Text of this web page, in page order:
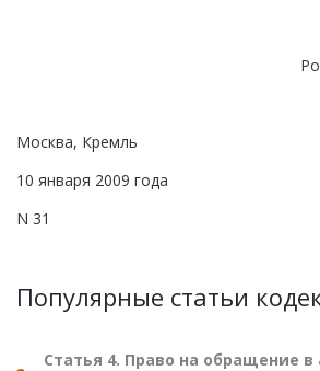
Москва, Кремль
10 января 2009 года
N 31
Популярные статьи
Статья 4. Право на обращение